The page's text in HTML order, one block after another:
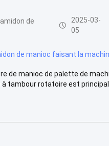
de
2025-03-
05
de manioc faisant la
de manioc de palette de
tambour rotatoire est